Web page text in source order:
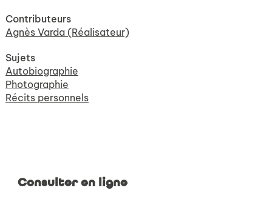
Contributeurs
Agnès Varda (Réalisateur)
Sujets
Autobiographie
Photographie
Récits personnels
Consulter en ligne